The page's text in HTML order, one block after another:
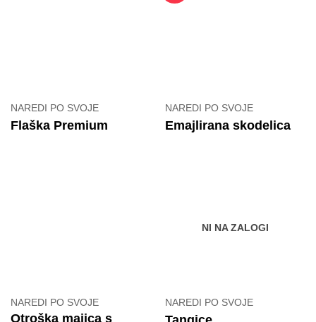
NAREDI PO SVOJE
Flaška Premium
NAREDI PO SVOJE
Emajlirana skodelica
NAREDI PO SVOJE
Otroška majica s
NI NA ZALOGI
NAREDI PO SVOJE